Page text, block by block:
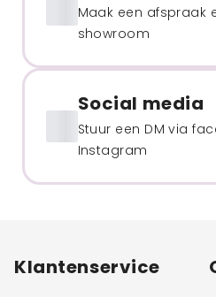
Maak een afspraak
showroom
Social media
Stuur een DM via
Instagram
Klantenservice